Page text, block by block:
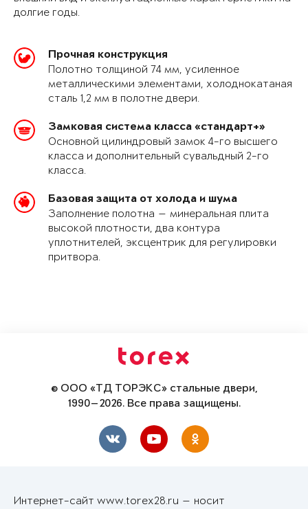
долгие годы.
Прочная конструкция
Полотно толщиной 74 мм, усиленное
металлическими элементами, холоднокатаная
сталь 1,2 мм в полотне двери.
Замковая система класса «стандарт+»
Основной цилиндровый замок 4-го высшего
класса и дополнительный сувальдный 2-го
класса.
Базовая защита от холода и шума
Заполнение полотна — минеральная плита
высокой плотности, два контура
уплотнителей, эксцентрик для регулировки
притвора.
© ООО «ТД ТОРЭКС» стальные двери,
1990—2026. Все права защищены.
Интернет-сайт www.torex28.ru — носит